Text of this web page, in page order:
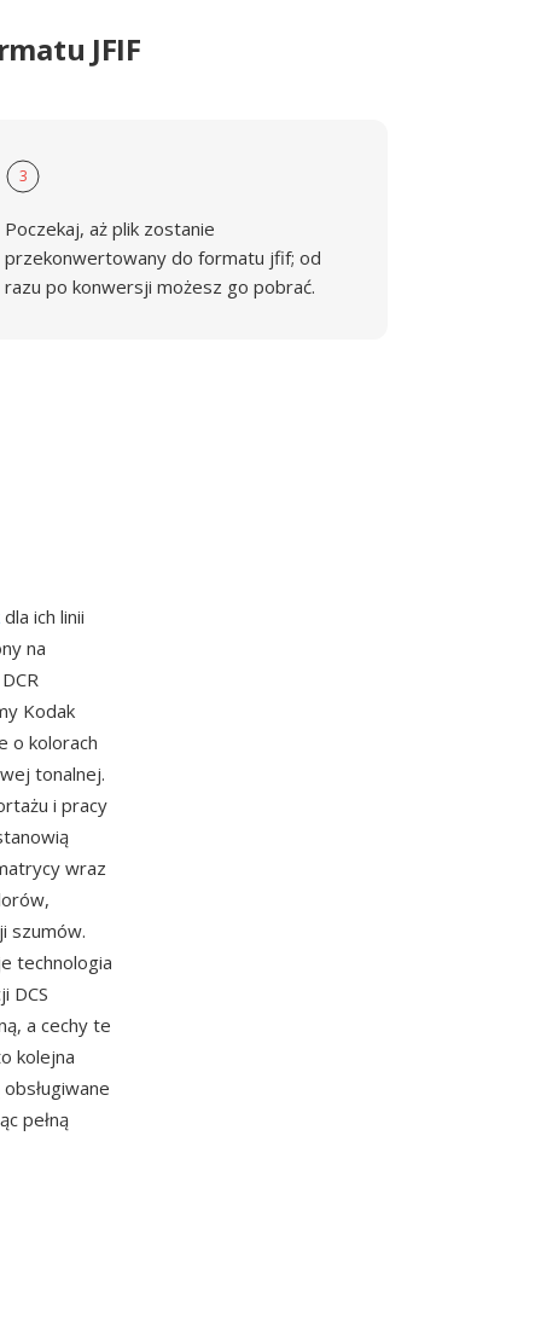
JFIF
3
Poczekaj, aż plik zostanie
przekonwertowany do formatu jfif; od
razu po konwersji możesz go pobrać.
dla ich linii
na
Kodak
o kolorach
tonalnej.
i pracy
wraz
szumów.
technologia
DCS
a cechy te
kolejna
pełną